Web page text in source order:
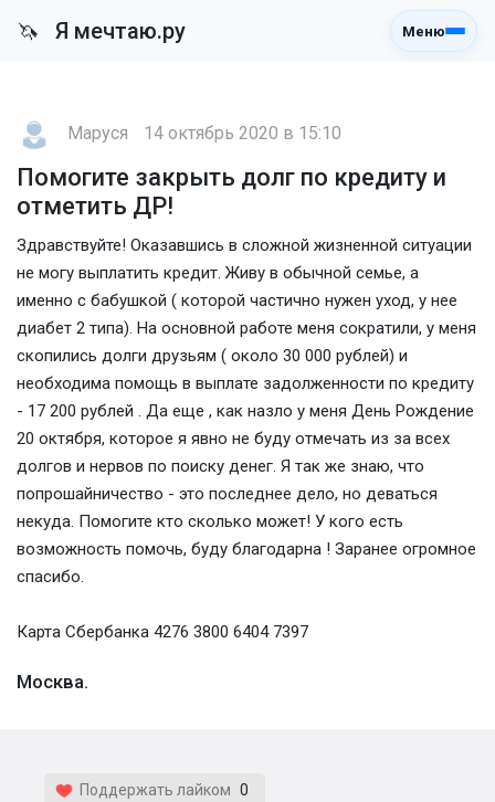
🦄 Я мечтаю.ру Меню
Маруся 14 октябрь 2020 в 15:10
Помогите закрыть долг по кредиту и
отметить ДР!
Здравствуйте! Оказавшись в сложной жизненной ситуации
не могу выплатить кредит. Живу в обычной семье, а
именно с бабушкой ( которой частично нужен уход, у нее
диабет 2 типа). На основной работе меня сократили, у меня
скопились долги друзьям ( около 30 000 рублей) и
необходима помощь в выплате задолженности по кредиту
- 17 200 рублей . Да еще , как назло у меня День Рождение
20 октября, которое я явно не буду отмечать из за всех
долгов и нервов по поиску денег. Я так же знаю, что
попрошайничество - это последнее дело, но деваться
некуда. Помогите кто сколько может! У кого есть
возможность помочь, буду благодарна ! Заранее огромное
спасибо.
Карта Сбербанка 4276 3800 6404 7397
Москва.
Поддержать лайком 0